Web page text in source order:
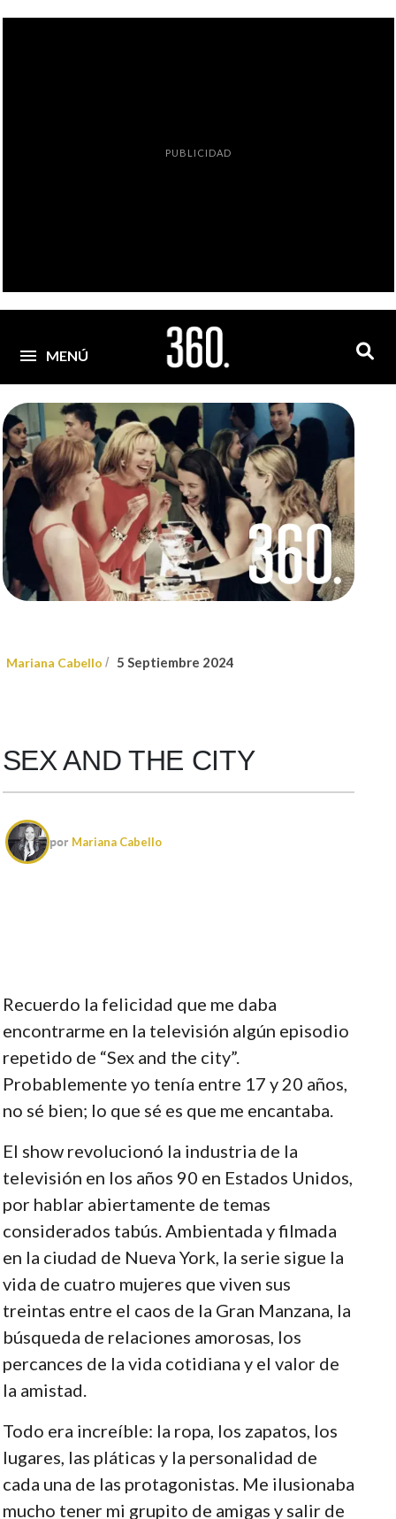
PUBLICIDAD
MENÚ
Mariana Cabello / 5 Septiembre 2024
SEX AND THE CITY
por Mariana Cabello
Recuerdo la felicidad que me daba
encontrarme en la televisión algún episodio
repetido de “Sex and the city”.
Probablemente yo tenía entre 17 y 20 años,
no sé bien; lo que sé es que me encantaba.
El show revolucionó la industria de la
televisión en los años 90 en Estados Unidos,
por hablar abiertamente de temas
considerados tabús. Ambientada y filmada
en la ciudad de Nueva York, la serie sigue la
vida de cuatro mujeres que viven sus
treintas entre el caos de la Gran Manzana, la
búsqueda de relaciones amorosas, los
percances de la vida cotidiana y el valor de
la amistad.
Todo era increíble: la ropa, los zapatos, los
lugares, las pláticas y la personalidad de
cada una de las protagonistas. Me ilusionaba
mucho tener mi grupito de amigas y salir de